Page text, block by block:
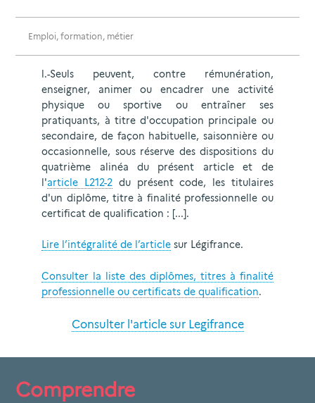
Emploi, formation, métier
l.-Seuls peuvent, contre rémunération,
enseigner, animer ou encadrer une activité
physique ou sportive ou entraîner ses
pratiquants, à titre d'occupation principale ou
secondaire, de façon habituelle, saisonnière ou
occasionnelle, sous réserve des dispositions du
quatrième alinéa du présent article et de
l'article L212-2 du présent code, les titulaires
d'un diplôme, titre à finalité professionnelle ou
certificat de qualification : [...].
Lire l’intégralité de l’article sur Légifrance.
Consulter la liste des diplômes, titres à finalité
professionnelle ou certificats de qualification.
Consulter l'article sur Legifrance
Comprendre